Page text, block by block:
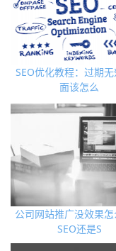
SEO优化教程：过期
面该怎么
公司网站推广没效果怎
SEO还是S